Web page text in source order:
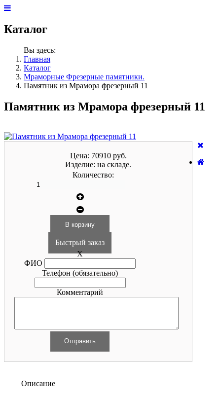
Каталог
Вы здесь:
Главная
Каталог
Мраморные Фрезерные памятники.
Памятник из Мрамора фрезерный 11
Памятник из Мрамора фрезерный 11
Цена: 70910 руб.
Изделие: на складе.
Количество:
Быстрый заказ
X
ФИО
Телефон (обязательно)
Комментарий
Описание